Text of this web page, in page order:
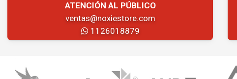
ATENCIÓN AL PÚBLICO
ventas@noxiestore.com
1126018879